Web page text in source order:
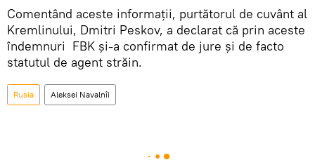
Comentând aceste informații, purtătorul de cuvânt al
Kremlinului, Dmitri Peskov, a declarat că prin aceste
îndemnuri FBK și-a confirmat de jure și de facto
statutul de agent străin.
Rusia Aleksei Navalnîi